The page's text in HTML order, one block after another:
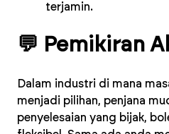
terjamin.
💬 Pemikiran
Dalam industri di mana
menjadi pilihan, penjana
penyelesaian yang bijak,